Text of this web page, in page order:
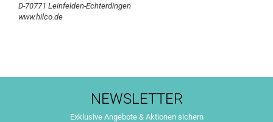
D-70771 Leinfelden-Echterdingen
www.hilco.de
NEWSLETTER
Exklusive Angebote & Aktionen sichern